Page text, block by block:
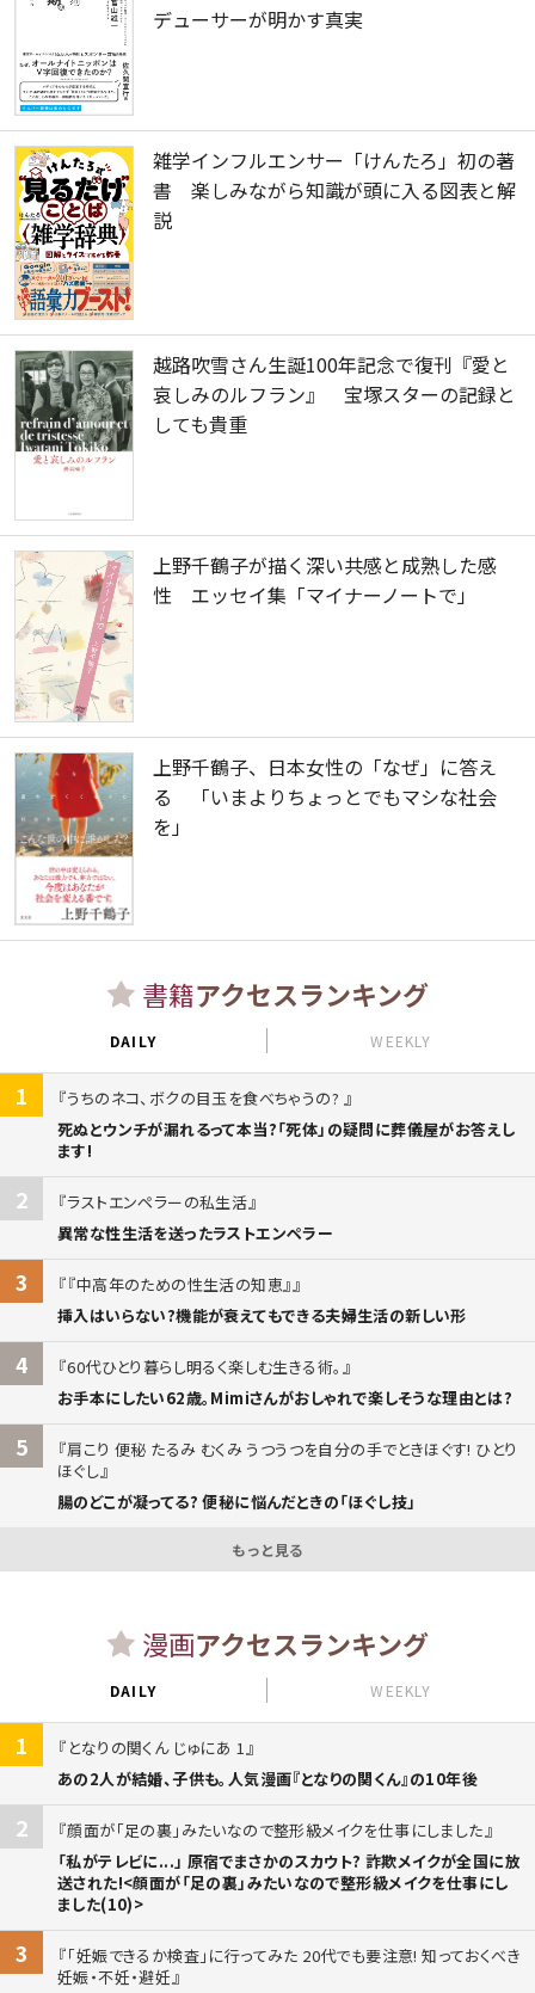
デューサーが明かす真実
雑学インフルエンサー「けんたろ」初の著
書 楽しみながら知識が頭に入る図表と解
説
越路吹雪さん生誕100年記念で復刊『愛と
哀しみのルフラン』 宝塚スターの記録と
しても貴重
上野千鶴子が描く深い共感と成熟した感
性 エッセイ集「マイナーノートで」
上野千鶴子、日本女性の「なぜ」に答え
る 「いまよりちょっとでもマシな社会
を」
書籍アクセスランキング
DAILY WEEKLY
1
うちのネコ、ボクの目玉を食べちゃうの?
死ぬとウンチが漏れるって本当?「死体」の疑問に葬儀屋がお答えし
ます!
2
ラストエンペラーの私生活
異常な性生活を送ったラストエンペラー
3
『中高年のための性生活の知恵』
挿入はいらない?機能が衰えてもできる夫婦生活の新しい形
4
60代ひとり暮らし明るく楽しむ生きる術。
お手本にしたい62歳。Mimiさんがおしゃれで楽しそうな理由とは?
5
肩こり 便秘 たるみ むくみ うつうつを自分の手でときほぐす! ひとり
ほぐし
腸のどこが凝ってる? 便秘に悩んだときの「ほぐし技」
もっと見る
漫画アクセスランキング
DAILY WEEKLY
1
となりの関くん じゅにあ 1
あの2人が結婚、子供も。人気漫画『となりの関くん』の10年後
2
顔面が「足の裏」みたいなので整形級メイクを仕事にしました
「私がテレビに...」 原宿でまさかのスカウト? 詐欺メイクが全国に放
送された!<顔面が「足の裏」みたいなので整形級メイクを仕事にし
ました(10)>
3
「妊娠できるか検査」に行ってみた 20代でも要注意! 知っておくべき
妊娠・不妊・避妊